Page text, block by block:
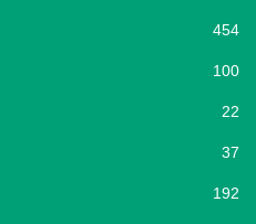
454
100
22
37
192